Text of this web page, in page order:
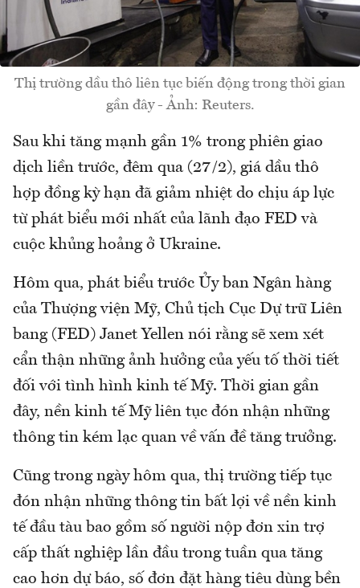
Thị trường dầu thô liên tục biến động trong thời gian
gần đây - Ảnh: Reuters.
Sau khi tăng mạnh gần 1% trong phiên giao
dịch liền trước, đêm qua (27/2), giá dầu thô
hợp đồng kỳ hạn đã giảm nhiệt do chịu áp lực
từ phát biểu mới nhất của lãnh đạo FED và
cuộc khủng hoảng ở Ukraine.
Hôm qua, phát biểu trước Ủy ban Ngân hàng
của Thượng viện Mỹ, Chủ tịch Cục Dự trữ Liên
bang (FED) Janet Yellen nói rằng sẽ xem xét
cẩn thận những ảnh hưởng của yếu tố thời tiết
đối với tình hình kinh tế Mỹ. Thời gian gần
đây, nền kinh tế Mỹ liên tục đón nhận những
thông tin kém lạc quan về vấn đề tăng trưởng.
Cũng trong ngày hôm qua, thị trường tiếp tục
đón nhận những thông tin bất lợi về nền kinh
tế đầu tàu bao gồm số người nộp đơn xin trợ
cấp thất nghiệp lần đầu trong tuần qua tăng
cao hơn dự báo, số đơn đặt hàng tiêu dùng bền